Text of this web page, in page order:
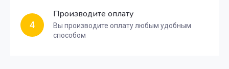
4
Производите оплату
Вы производите оплату любым удобным
способом